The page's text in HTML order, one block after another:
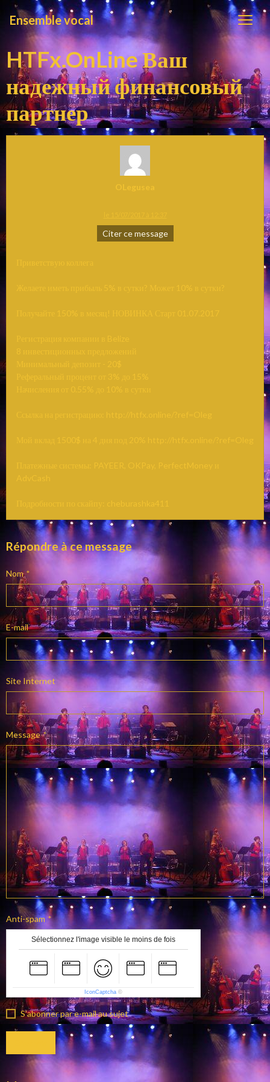
Ensemble vocal
HTFx.OnLine Ваш
надежный финансовый
партнер
OLegusea
Citer ce message
Приветствую коллега
Желаете иметь прибыль 5% в сутки? Может 10% в сутки?
Получайте 150% в месяц! НОВИНКА Старт 01.07.2017
Регистрация компании в Belize
8 инвестиционных предложений
Минимальный депозит - 20$
Реферальный процент от 3% до 15%
Начисления от 0.55% до 10% в сутки
Ссылка на регистрацию: http://htfx.online/?ref=Oleg
Мой вклад 1500$ на 4 дня под 20% http://htfx.online/?ref=Oleg
Платежные системы: PAYEER, OKPay, PerfectMoney и
AdvCash
Подробности по скайпу: cheburashka411
Répondre à ce message
Nom
E-mail
Site Internet
Message
Anti-spam
Sélectionnez l'image visible le moins de fois
IconCaptcha ©
S'abonner par e-mail au sujet